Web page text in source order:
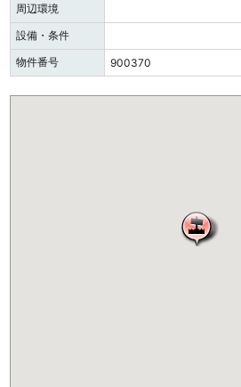
周辺環境
設備・条件
物件番号
900370